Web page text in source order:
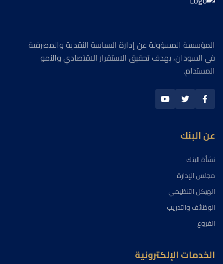
المؤسسة المسؤولة عن إدارة السياسة النقدية والمصرفية
في السودان، بهدف تحقيق الاستقرار الاقتصادي والنمو
المستدام.
عن البنك
نشأة البنك
مجلس الإدارة
الهيكل التنظيمي
الوظائف والتدريب
الفروع
الخدمات الإلكترونية